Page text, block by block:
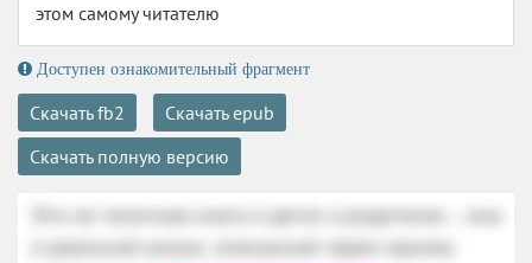
этом самому читателю
Доступен ознакомительный фрагмент
Скачать fb2
Скачать epub
Скачать полную версию